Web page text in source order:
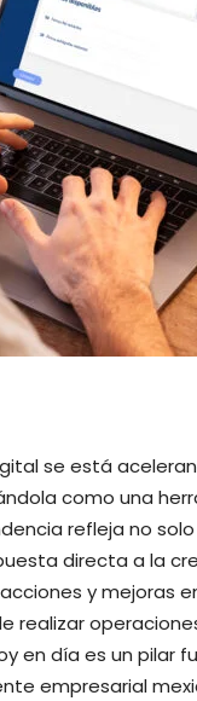
se está
como una
refleja no
directa a la
y mejoras
realizar
en día es un pilar
empresarial